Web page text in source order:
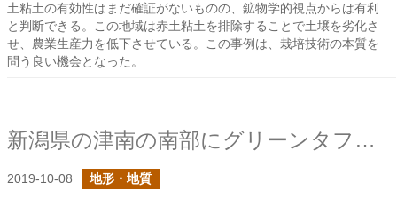
土粘土の有効性はまだ確証がないものの、鉱物学的視点からは有利
と判断できる。この地域は赤土粘土を排除することで土壌を劣化さ
せ、農業生産力を低下させている。この事例は、栽培技術の本質を
問う良い機会となった。
新潟県の津南の南部にグリーンタフがあるらしい
2019-10-08 地形・地質